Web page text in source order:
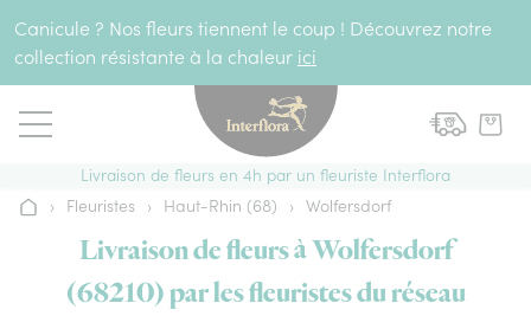
Canicule ? Nos fleurs tiennent le coup ! Découvrez notre
collection résistante à la chaleur ici
Livraison de fleurs en 4h par un fleuriste Interflora
Accueil
› Fleuristes › Haut-Rhin (68) › Wolfersdorf
Livraison de fleurs à Wolfersdorf
(68210) par les fleuristes du réseau